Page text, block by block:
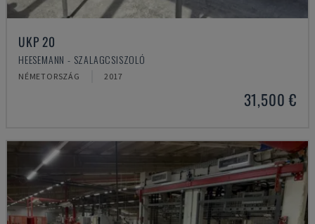
UKP 20
HEESEMANN - SZALAGCSISZOLÓ
NÉMETORSZÁG 2017
31,500 €